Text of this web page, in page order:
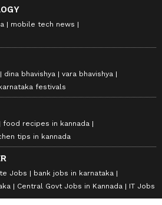
mobile tech news
dina bhavishya
vara bhavishya
karnataka festivals
food recipes in kannada
tips in kannada
Jobs
bank jobs in karnataka
Central Govt Jobs in Kannada IT Jobs